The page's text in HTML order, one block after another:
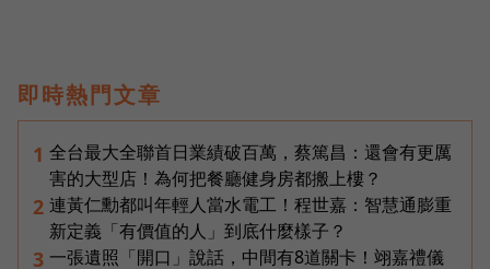
即時熱門文章
1 全台最大全聯首日業績破百萬，蔡篤昌：還會有更厲
害的大型店！為何把餐廳健身房都搬上樓？
2 連黃仁勳都叫年輕人當水電工！程世嘉：智慧通膨重
新定義「有價值的人」到底什麼樣子？
3 一張遺照「開口」說話，中間有8道關卡！翊嘉禮儀